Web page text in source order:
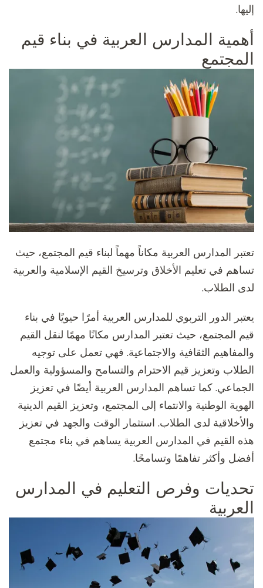
إليها.
أهمية المدارس العربية في بناء قيم
المجتمع
تعتبر المدارس العربية مكاناً مهماً لبناء قيم المجتمع، حيث
تساهم في تعليم الأخلاق وترسيخ القيم الإسلامية والعربية
لدى الطلاب.
يعتبر الدور التربوي للمدارس العربية أمرًا حيويًا في بناء
قيم المجتمع، حيث تعتبر المدارس مكانًا مهمًا لنقل القيم
والمفاهيم الثقافية والاجتماعية. فهي تعمل على توجيه
الطلاب وتعزيز قيم الاحترام والتسامح والمسؤولية والعمل
الجماعي. كما تساهم المدارس العربية أيضًا في تعزيز
الهوية الوطنية والانتماء إلى المجتمع، وتعزيز القيم الدينية
والأخلاقية لدى الطلاب. استثمار الوقت والجهد في تعزيز
هذه القيم في المدارس العربية يساهم في بناء مجتمع
أفضل وأكثر تفاهمًا وتسامحًا.
تحديات وفرص التعليم في المدارس
العربية